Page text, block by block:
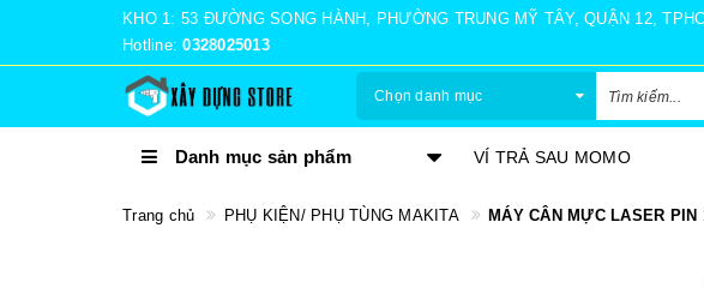
KHO 1: 53 ĐƯỜNG SONG HÀNH, PHƯỜNG TRUNG MỸ TÂY, QUẬN 12,
Hotline:0328025013
Chọn danh mục
Danh mục sản phẩm
TRẢ GÓP 0% VÍ TRẢ SAU MOMO
Trang chủ PHỤ KIỆN/ PHỤ TÙNG MAKITA MÁY CÂN MỰC LASER PIN